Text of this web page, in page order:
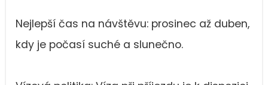
Nejlepší čas na návštěvu: prosinec až duben,
kdy je počasí suché a slunečno.